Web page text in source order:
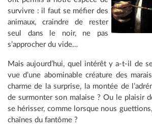
survivre : il faut se méfier des
animaux, craindre de rester
seul dans le noir, ne pas
s’approcher du vide…
Mais aujourd’hui, quel intérêt y a-t-il de
vue d’une abominable créature des
charme de la surprise, la montée de
de surmonter son malaise ? Ou le plaisir
se hérisser, comme lorsque nous
chaînes du fantôme ?